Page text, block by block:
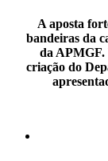
A aposta
bandeiras da
da APMGF.
criação do